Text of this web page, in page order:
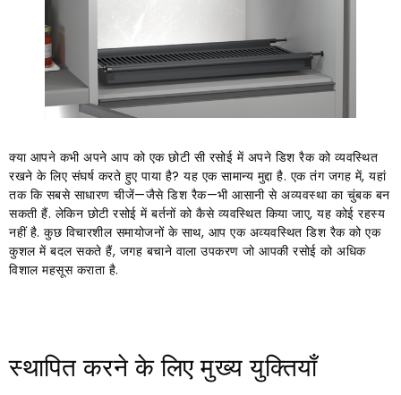
क्या आपने कभी अपने आप को एक छोटी सी रसोई में अपने डिश रैक को व्यवस्थित
रखने के लिए संघर्ष करते हुए पाया है? यह एक सामान्य मुद्दा है. एक तंग जगह में, यहां
तक ​​कि सबसे साधारण चीजें—जैसे डिश रैक—भी आसानी से अव्यवस्था का चुंबक बन
सकती हैं. लेकिन छोटी रसोई में बर्तनों को कैसे व्यवस्थित किया जाए, यह कोई रहस्य
नहीं है. कुछ विचारशील समायोजनों के साथ, आप एक अव्यवस्थित डिश रैक को एक
कुशल में बदल सकते हैं, जगह बचाने वाला उपकरण जो आपकी रसोई को अधिक
विशाल महसूस कराता है.
स्थापित करने के लिए मुख्य युक्तियाँ